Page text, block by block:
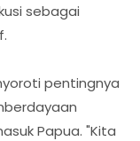
sebagai
pentingnya
Papua. "Kita